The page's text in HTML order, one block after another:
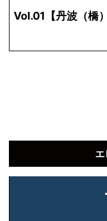
Vol.01【丹波（橋